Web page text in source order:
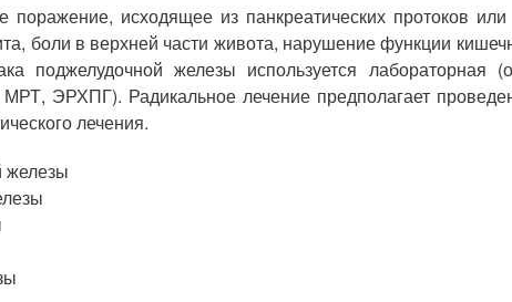
поражение, исходящее из панкреатических протоков
боли в верхней части живота, нарушение функции
поджелудочной железы используется лабораторная
ЭРХПГ). Радикальное лечение предполагает
лечения.
железы